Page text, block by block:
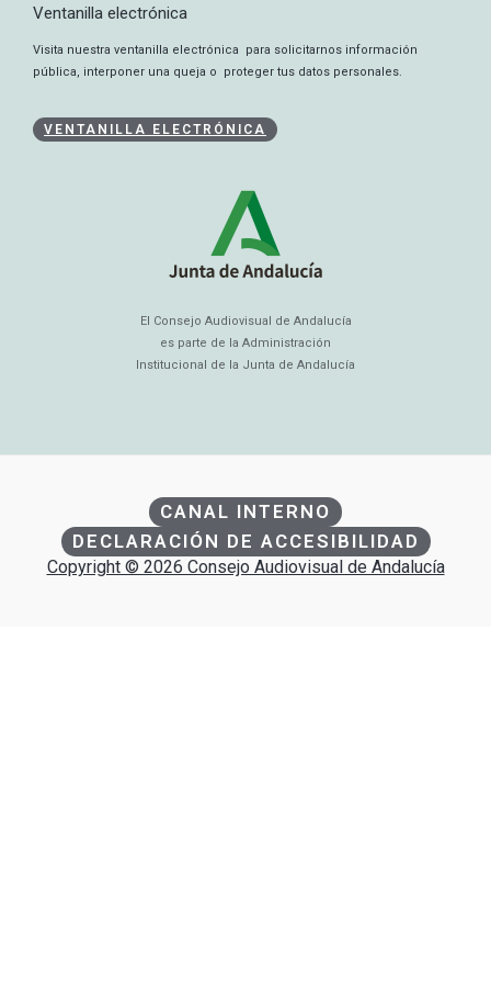
Ventanilla electrónica
Visita nuestra ventanilla electrónica para solicitarnos información
pública, interponer una queja o proteger tus datos personales.
VENTANILLA ELECTRÓNICA
El Consejo Audiovisual de Andalucía
es parte de la Administración
Institucional de la Junta de Andalucía
CANAL INTERNO
DECLARACIÓN DE ACCESIBILIDAD
Copyright © 2026 Consejo Audiovisual de Andalucía